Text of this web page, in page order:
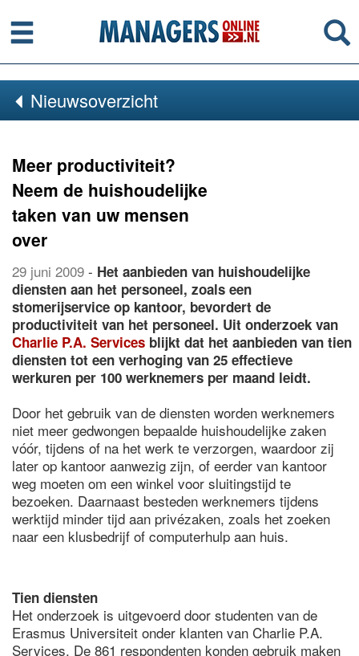
Menu
Nieuwsoverzicht
Meer productiviteit?
Neem de huishoudelijke
taken van uw mensen
over
29 juni 2009 - Het aanbieden van huishoudelijke
diensten aan het personeel, zoals een
stomerijservice op kantoor, bevordert de
productiviteit van het personeel. Uit onderzoek van
Charlie P.A. Services blijkt dat het aanbieden van tien
diensten tot een verhoging van 25 effectieve
werkuren per 100 werknemers per maand leidt.
Door het gebruik van de diensten worden werknemers
niet meer gedwongen bepaalde huishoudelijke zaken
vóór, tijdens of na het werk te verzorgen, waardoor zij
later op kantoor aanwezig zijn, of eerder van kantoor
weg moeten om een winkel voor sluitingstijd te
bezoeken. Daarnaast besteden werknemers tijdens
werktijd minder tijd aan privézaken, zoals het zoeken
naar een klusbedrijf of computerhulp aan huis.
Tien diensten
Het onderzoek is uitgevoerd door studenten van de
Erasmus Universiteit onder klanten van Charlie P.A.
Services. De 861 respondenten konden gebruik maken